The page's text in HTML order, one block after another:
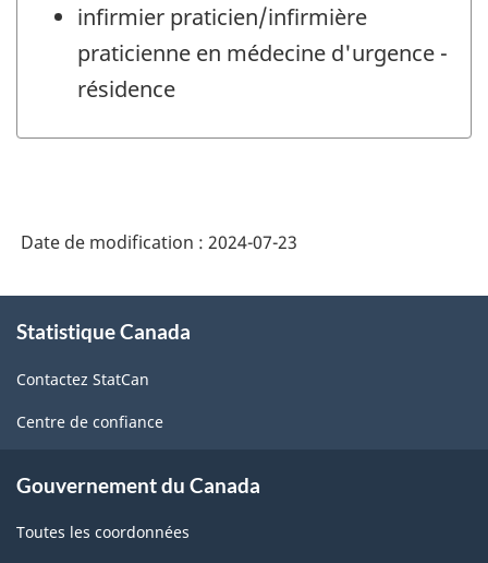
infirmier praticien/infirmière
praticienne en médecine d'urgence -
résidence
Date de modification : 2024-07-23
propos
ce
site
Statistique Canada
Contactez StatCan
Centre de confiance
Gouvernement du Canada
Toutes les coordonnées